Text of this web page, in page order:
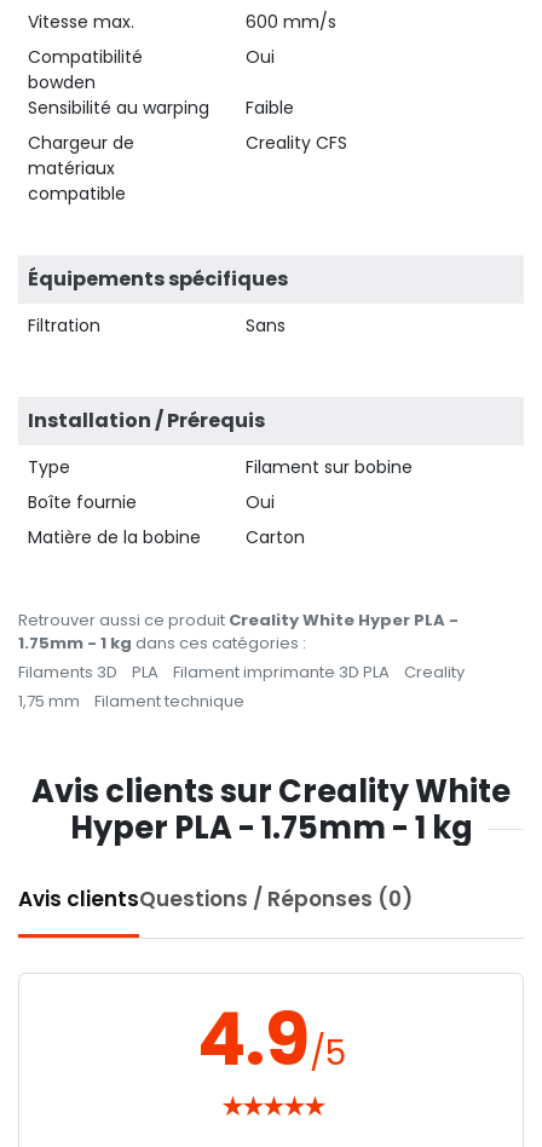
Vitesse max.
600 mm/s
Compatibilité
bowden
Oui
Sensibilité au warping
Faible
Chargeur de
matériaux
compatible
Creality CFS
Équipements spécifiques
Filtration Sans
Installation / Prérequis
Type
Filament sur bobine
Boîte fournie
Oui
Matière de la bobine
Carton
Retrouver aussi ce produit Creality White Hyper PLA -
1.75mm - 1 kg dans ces catégories :
Filaments 3D
PLA Filament imprimante 3D PLA
Creality
1,75 mm
Filament technique
Avis clients sur Creality White
Hyper PLA - 1.75mm - 1 kg
Avis clientsQuestions / Réponses (0)
4.9/5
★★★★★